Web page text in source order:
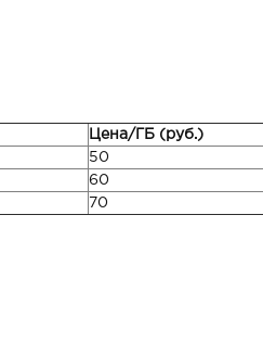
Цена/ГБ (руб.)
50
60
70